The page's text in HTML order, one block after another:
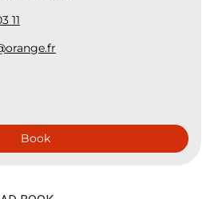
11
Book